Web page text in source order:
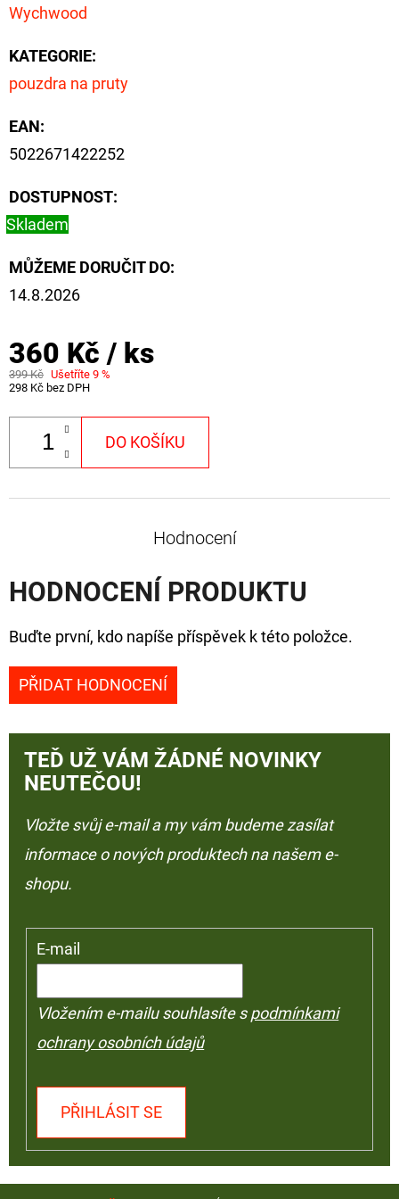
Wychwood
KATEGORIE:
pouzdra na pruty
EAN:
5022671422252
DOSTUPNOST:
Skladem
MŮŽEME DORUČIT DO:
14.8.2026
360 Kč / ks
399 Kč Ušetříte 9 %
298 Kč bez DPH
DO KOŠÍKU
Hodnocení
HODNOCENÍ PRODUKTU
Buďte první, kdo napíše příspěvek k této položce.
PŘIDAT HODNOCENÍ
TEĎ UŽ VÁM ŽÁDNÉ NOVINKY
NEUTEČOU!
Vložte svůj e-mail a my vám budeme zasílat
informace o nových produktech na našem e-
shopu.
E-mail
Vložením e-mailu souhlasíte spodmínkami
ochrany osobních údajů
PŘIHLÁSIT SE
FLOAT
Kč
Původně:
225
Kč